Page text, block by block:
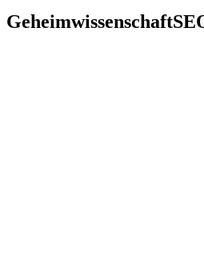
Geheimwissenschaft